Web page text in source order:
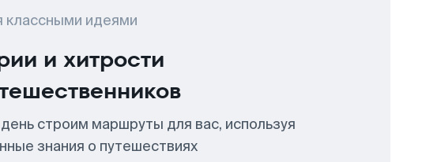
классными идеями
и хитрости
строим маршруты для вас, используя
знания о путешествиях